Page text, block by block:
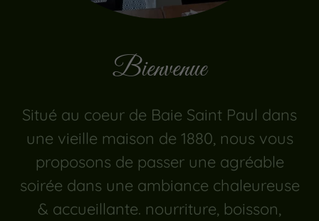
Bienvenue
Situé au coeur de Baie Saint Paul dans
une vieille maison de 1880, nous vous
proposons de passer une agréable
soirée dans une ambiance chaleureuse
& accueillante. nourriture, boisson,